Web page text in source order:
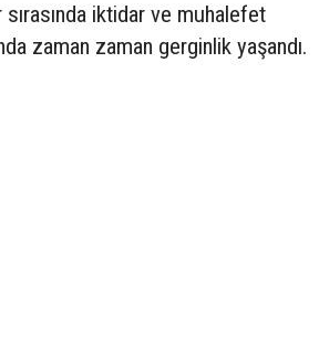
sırasında iktidar ve muhalefet
zaman zaman gerginlik yaşandı.